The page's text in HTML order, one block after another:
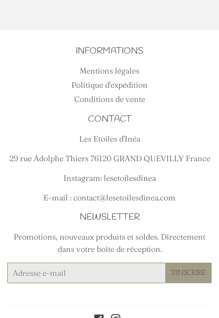
INFORMATIONS
Mentions légales
Politique d'expédition
Conditions de vente
CONTACT
Les Etoiles d'Inéa
29 rue Adolphe Thiers 76120 GRAND QUEVILLY France
Instagram: lesetoilesdinea
E-mail : contact@lesetoilesdinea.com
NEWSLETTER
Promotions, nouveaux produits et soldes. Directement
dans votre boîte de réception.
mails
S'INSCRIRE